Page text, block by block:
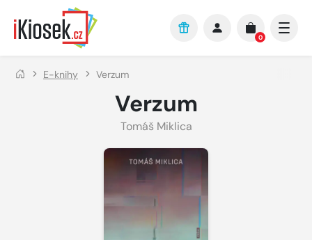
Přejít na hlavní obsah
0
E-knihy Verzum
Verzum
Tomáš Miklica